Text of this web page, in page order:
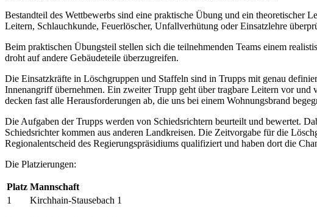
Bestandteil des Wettbewerbs sind eine praktische Übung und ein theoretischer
Leitern, Schlauchkunde, Feuerlöscher, Unfallverhütung oder Einsatzlehre
Beim praktischen Übungsteil stellen sich die teilnehmenden Teams einem
droht auf andere Gebäudeteile überzugreifen.
Die Einsatzkräfte in Löschgruppen und Staffeln sind in Trupps mit genau
Innenangriff übernehmen. Ein zweiter Trupp geht über tragbare Leitern vor und
decken fast alle Herausforderungen ab, die uns bei einem Wohnungsbrand
Die Aufgaben der Trupps werden von Schiedsrichtern beurteilt und bewertet.
Schiedsrichter kommen aus anderen Landkreisen. Die Zeitvorgabe für die
Regionalentscheid des Regierungspräsidiums qualifiziert und haben dort die
Die Platzierungen:
Platz Mannschaft
1
Kirchhain-Stausebach 1